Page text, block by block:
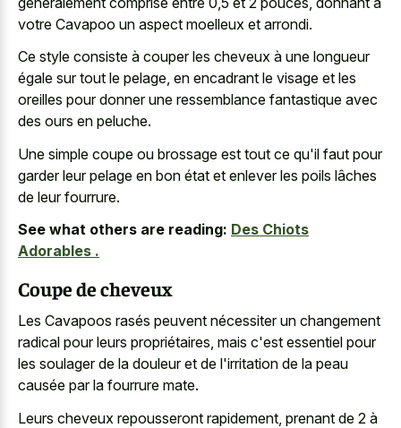
votre Cavapoo un aspect moelleux et arrondi.
Ce style consiste à couper les cheveux à une longueur
égale sur tout le pelage, en encadrant le visage et les
oreilles pour donner une ressemblance fantastique avec
des ours en peluche.
Une simple coupe ou brossage est tout ce qu'il faut pour
garder leur pelage en bon état et enlever les poils lâches
de leur fourrure.
See what others are reading: Des Chiots
Adorables .
Coupe de cheveux
Les Cavapoos rasés peuvent nécessiter un changement
radical pour leurs propriétaires, mais c'est essentiel pour
les soulager de la douleur et de l'irritation de la peau
causée par la fourrure mate.
Leurs cheveux repousseront rapidement, prenant de 2 à